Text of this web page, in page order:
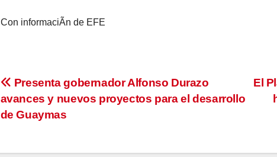
Con informaciÃn de EFE
Navegación
de
El
Presenta gobernador Alfonso Durazo
avances y nuevos proyectos para el desarrollo
de Guaymas